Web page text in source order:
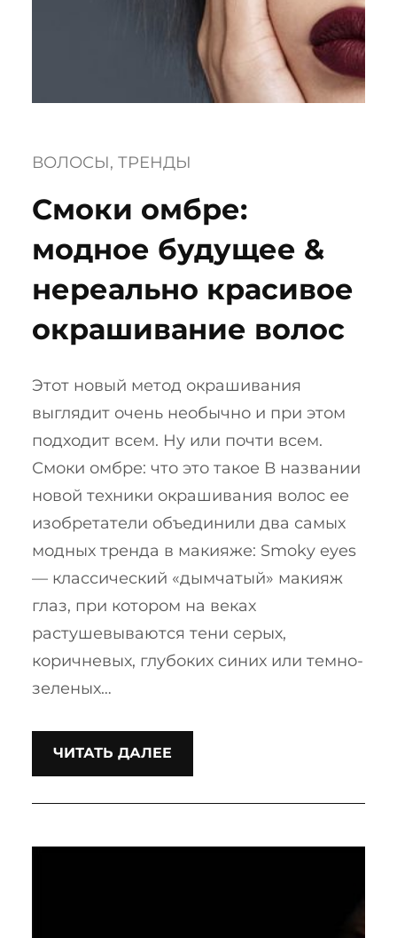
ВОЛОСЫ, ТРЕНДЫ
Смоки омбре:
модное будущее &
нереально красивое
окрашивание волос
Этот новый метод окрашивания
выглядит очень необычно и при этом
подходит всем. Ну или почти всем.
Смоки омбре: что это такое В названии
новой техники окрашивания волос ее
изобретатели объединили два самых
модных тренда в макияже: Smoky eyes
— классический «дымчатый» макияж
глаз, при котором на веках
растушевываются тени серых,
коричневых, глубоких синих или темно-
зеленых…
ЧИТАТЬ ДАЛЕЕ